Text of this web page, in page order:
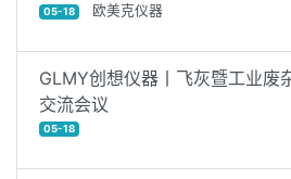
05-18 欧美克仪器
GLMY创想仪器丨飞灰暨工业废
交流会议
05-18